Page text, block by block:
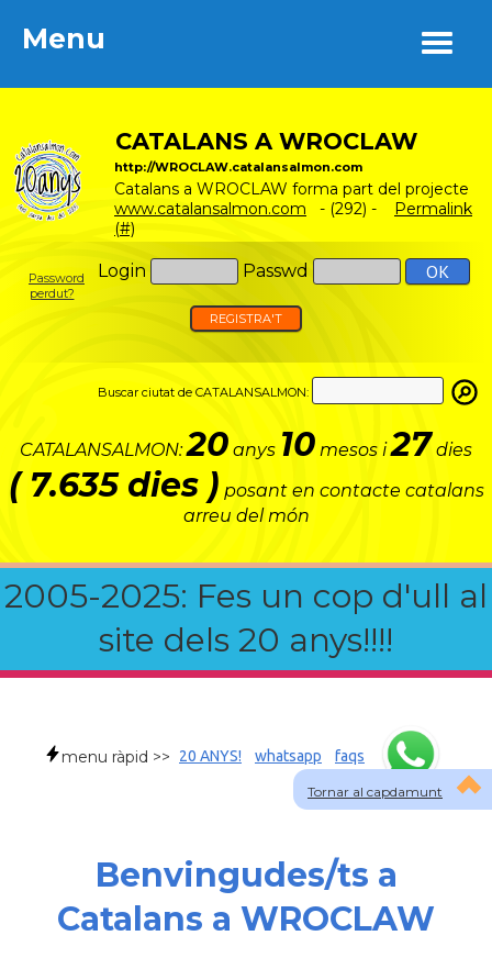
Menu
CATALANS A WROCLAW
http://WROCLAW.catalansalmon.com
Catalans a WROCLAW forma part del projecte
www.catalansalmon.com - (292) - Permalink
(#)
Login Passwd
Password
perdut?
REGISTRA'T
Buscar ciutat de CATALANSALMON:
CATALANSALMON:20 anys 10 mesos i27 dies
( 7.635 dies ) posant en contacte catalans
arreu del món
2005-2025: Fes un cop d'ull al
site dels 20 anys!!!!
Menu
Tornar al capdamunt
menu ràpid >> 20 ANYS! whatsapp faqs
Benvingudes/ts a
Catalans a WROCLAW